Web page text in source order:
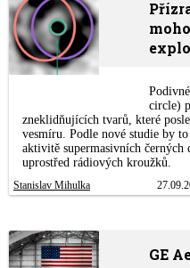
circle)
zneklidňujících tvarů, které
vesmíru. Podle nové studie by
aktivitě supermasivních černých
uprostřed rádiových kroužků.
Stanislav Mihulka
GE